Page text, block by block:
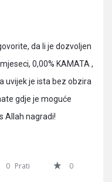
da li je dozvoljen
0,00% KAMATA ,
uvijek je ista bez obzira
gdje je moguće
Allah nagradi!
0 Prati
0